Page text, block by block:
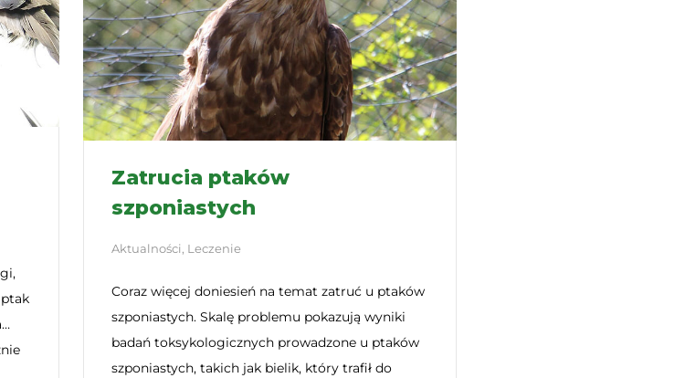
ptak
Zatrucia ptaków
szponiastych
Aktualności, Leczenie
Coraz więcej doniesień na temat zatruć u ptaków
szponiastych. Skalę problemu pokazują wyniki
badań toksykologicznych prowadzone u ptaków
szponiastych, takich jak bielik, który trafił do